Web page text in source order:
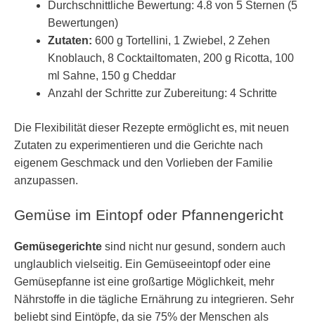
Durchschnittliche Bewertung: 4.8 von 5 Sternen (5
Bewertungen)
Zutaten: 600 g Tortellini, 1 Zwiebel, 2 Zehen
Knoblauch, 8 Cocktailtomaten, 200 g Ricotta, 100
ml Sahne, 150 g Cheddar
Anzahl der Schritte zur Zubereitung: 4 Schritte
Die Flexibilität dieser Rezepte ermöglicht es, mit neuen
Zutaten zu experimentieren und die Gerichte nach
eigenem Geschmack und den Vorlieben der Familie
anzupassen.
Gemüse im Eintopf oder Pfannengericht
Gemüsegerichte sind nicht nur gesund, sondern auch
unglaublich vielseitig. Ein Gemüseeintopf oder eine
Gemüsepfanne ist eine großartige Möglichkeit, mehr
Nährstoffe in die tägliche Ernährung zu integrieren. Sehr
beliebt sind Eintöpfe, da sie 75% der Menschen als